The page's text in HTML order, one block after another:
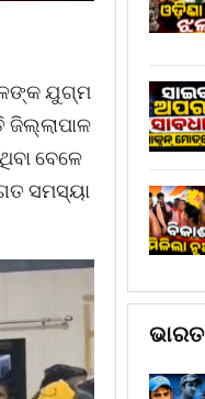
ଯୁଗ୍ମ
ବେଳେ
ସମସ୍ୟା
ଭାରତ